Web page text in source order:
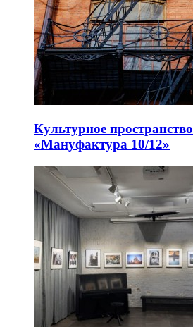
Культурное пространство
«Мануфактура 10/12»